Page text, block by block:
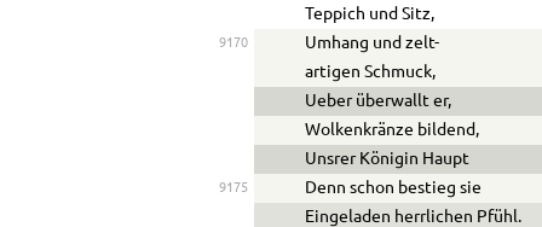
Teppich und Sitz,
9170
Umhang und zelt-
artigen Schmuck,
Ue ber überwallt er,
Wolkenkränze bildend,
Unsrer Königin Haupt
9175
Denn schon bestieg sie
Eingeladen herrlichen Pfühl.